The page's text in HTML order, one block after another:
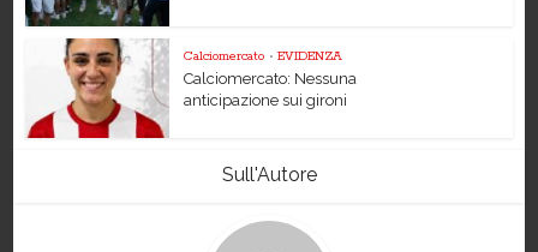
Calciomercato • EVIDENZA
Calciomercato: Nessuna
anticipazione sui gironi
Sull'Autore